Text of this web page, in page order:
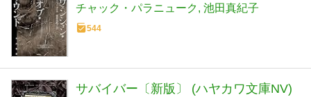
チャック・パラニューク 池田真紀子
544
サバイバー〔新版〕 (ハヤカワ文庫NV)